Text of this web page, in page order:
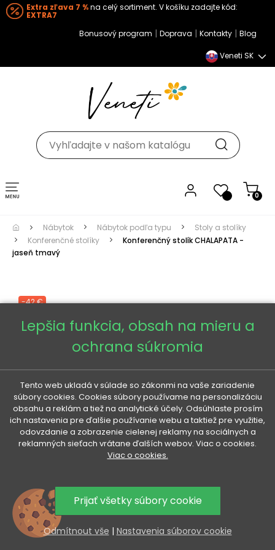
Extra zľava 7 %na celý sortiment. V košíku zadajte kód:
EXTRA7
Bonusový program | Doprava | Kontakty | Blog
Veneti SK
0
Toggle navigation
Nábytok Nábytok podľa typu
Stoly a stolíky
Konferenčné stolíky
Konferenčný stolík CHALAPATA -
jaseň tmavý
-42 €
Lepšia funkcia, obsah na mieru a
ochrana súkromia
Tento web ukladá v súlade so zákonmi na vaše zariadenie
súbory cookies. Cookies súbory používame na personalizáciu
obsahu a reklám a tiež na analytické účely. Odsúhlaste prosím
ich nastavenia pre ďalšie používanie webu a taktiež pre využitie,
odovzdanie a zobrazenie cielenej reklamy na sociálnych a
reklamných sieťach vrátane ďalších webov. Viac o cookies.
Viac o cookies.
Prijať všetky súbory cookie
Odmítnout vše | Nastavenia súborov cookie